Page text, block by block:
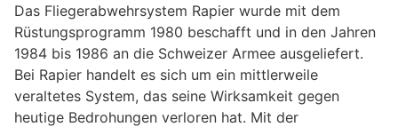
Das Fliegerabwehrsystem Rapier wurde mit dem
Rüstungsprogramm 1980 beschafft und in den Jahren
1984 bis 1986 an die Schweizer Armee ausgeliefert.
Bei Rapier handelt es sich um ein mittlerweile
veraltetes System, das seine Wirksamkeit gegen
heutige Bedrohungen verloren hat. Mit der